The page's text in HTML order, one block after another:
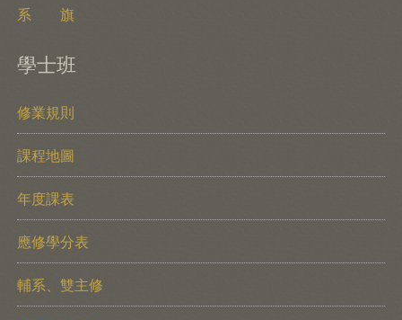
系 旗
學士班
修業規則
課程地圖
年度課表
應修學分表
輔系、雙主修